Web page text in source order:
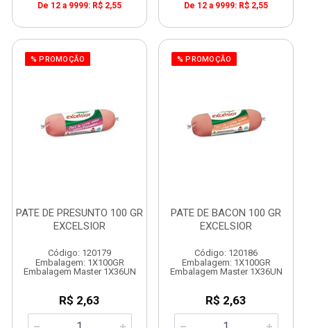
De 12 a 9999: R$ 2,55 De 12 a 9999: R$ 2,55
% PROMOÇÃO
PATE DE PRESUNTO 100 GR
EXCELSIOR
Código: 120179
Embalagem: 1X100GR
Embalagem Master 1X36UN
R$ 2,63
% PROMOÇÃO
PATE DE BACON 100 GR
EXCELSIOR
Código: 120186
Embalagem: 1X100GR
Embalagem Master 1X36UN
R$ 2,63